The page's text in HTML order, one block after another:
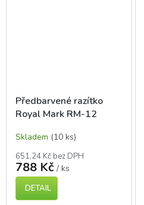
Předbarvené razítko
Royal Mark RM-12
Skladem (10 ks)
651,24 Kč bez DPH
788 Kč / ks
DETAIL